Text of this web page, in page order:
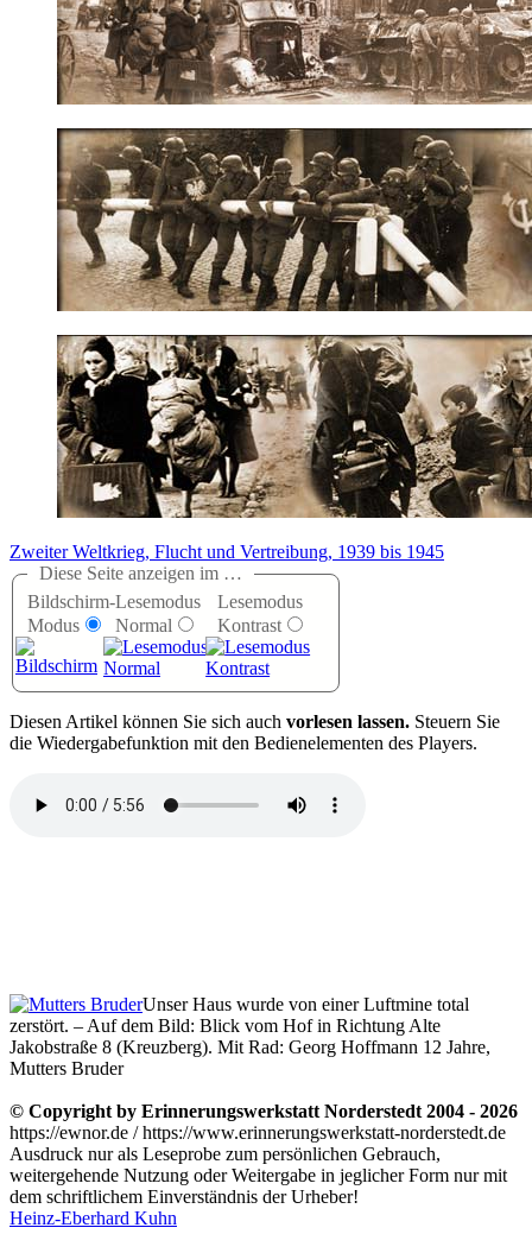
Zweiter Weltkrieg, Flucht und Vertreibung, 1939 bis 1945
Diese Seite anzeigen im …
Bildschirm-
Modus
Lesemodus
Normal
Lesemodus
Kontrast
Diesen Artikel können Sie sich auch vorlesen lassen. Steuern Sie
die Wiedergabefunktion mit den Bedienelementen des Players.
Unser Haus wurde von einer Luftmine total
zerstört. – Auf dem Bild: Blick vom Hof in Richtung Alte
Jakobstraße 8 (Kreuzberg). Mit Rad: Georg Hoffmann 12 Jahre,
Mutters Bruder
© Copyright by Erinnerungswerkstatt Norderstedt 2004 - 2026
https://ewnor.de / https://www.erinnerungswerkstatt-norderstedt.de
Ausdruck nur als Leseprobe zum persönlichen Gebrauch,
weitergehende Nutzung oder Weitergabe in jeglicher Form nur mit
dem schriftlichem Einverständnis der Urheber!
Heinz-Eberhard Kuhn